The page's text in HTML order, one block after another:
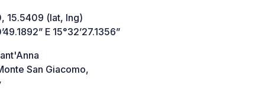
15.5409 (lat, lng)
E 15°32’27.1356”
San Giacomo,